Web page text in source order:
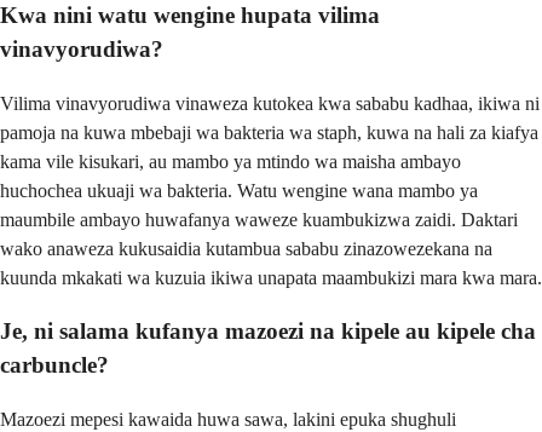
Kwa nini watu wengine hupata vilima
vinavyorudiwa?
Vilima vinavyorudiwa vinaweza kutokea kwa sababu kadhaa, ikiwa ni
pamoja na kuwa mbebaji wa bakteria wa staph, kuwa na hali za kiafya
kama vile kisukari, au mambo ya mtindo wa maisha ambayo
huchochea ukuaji wa bakteria. Watu wengine wana mambo ya
maumbile ambayo huwafanya waweze kuambukizwa zaidi. Daktari
wako anaweza kukusaidia kutambua sababu zinazowezekana na
kuunda mkakati wa kuzuia ikiwa unapata maambukizi mara kwa mara.
Je, ni salama kufanya mazoezi na kipele au kipele cha
carbuncle?
Mazoezi mepesi kawaida huwa sawa, lakini epuka shughuli